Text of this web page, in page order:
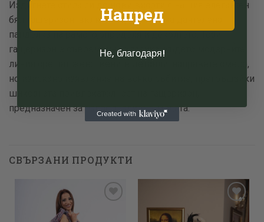
Издигнете стила си до нови висоти с нашия елегантен
бял гащеризон, включващ деликатна дантелена
панделка на рамото,определя и деколтето. Този
гащеризон е съвременна класика, където модерните
линии срещат женствените детайли. направете смело,
но изискано изявление на всяко събитие, прегръщайки
шикозната привлекателност на гащеризон,
предназначен за напредналите в модата.
СВЪРЗАНИ ПРОДУКТИ
Add to
wishlist
Напред
Не, благодаря!